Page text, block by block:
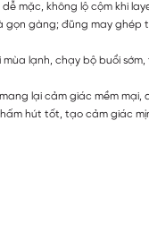
mặc, không lộ cộm khi
gọn gàng; đũng may ghép
lạnh, chạy bộ buổi
lại cảm giác mềm mại,
hút tốt, tạo cảm giác